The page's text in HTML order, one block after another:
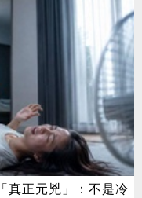
真正元兇」：不是冷